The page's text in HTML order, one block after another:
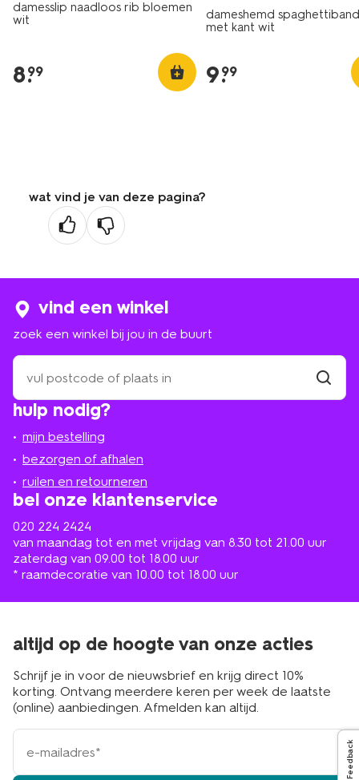
damesslip naadloos rib bloemen
wit
8.
99
dameshemd
met kant wit
9.
99
wat vind je van deze pagina?
hulp nodig?
mijn bestelling
bezorgen of afhalen
ruilen en retourneren
bel onze klantenservice
020 224 2424
van maandag tot en met vrijdag van 8.30 tot 21.00 uur
zaterdag van 09.00 tot 18.00 uur
* raamdecoratie van 10.00 tot 18.00 uur
vind een winkel
zoek een winkel bij jou in de buurt
zoek
een
winkel
bij
in
de
buurt
altijd op de hoogte van onze acties
Schrijf je in voor de nieuwsbrief en krijg direct 10%
korting. Ontvang meerdere keren per week de laatste
(online) aanbiedingen. Afmelden kan altijd.
e-
mailadres
Feedback